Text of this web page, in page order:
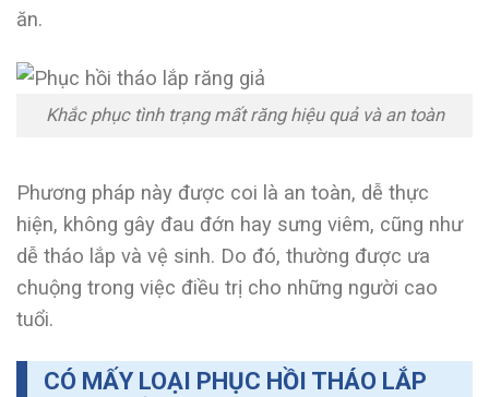
ăn.
Khắc phục tình trạng mất răng hiệu quả và an toàn
Phương pháp này được coi là an toàn, dễ thực
hiện, không gây đau đớn hay sưng viêm, cũng như
dễ tháo lắp và vệ sinh. Do đó, thường được ưa
chuộng trong việc điều trị cho những người cao
tuổi.
CÓ MẤY LOẠI PHỤC HỒI THÁO LẮP